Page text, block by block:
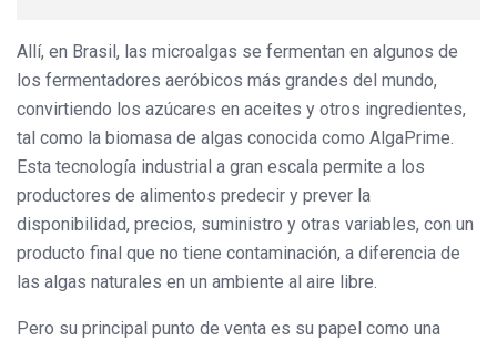
Allí, en Brasil, las microalgas se fermentan en algunos de
los fermentadores aeróbicos más grandes del mundo,
convirtiendo los azúcares en aceites y otros ingredientes,
tal como la biomasa de algas conocida como AlgaPrime.
Esta tecnología industrial a gran escala permite a los
productores de alimentos predecir y prever la
disponibilidad, precios, suministro y otras variables, con un
producto final que no tiene contaminación, a diferencia de
las algas naturales en un ambiente al aire libre.
Pero su principal punto de venta es su papel como una